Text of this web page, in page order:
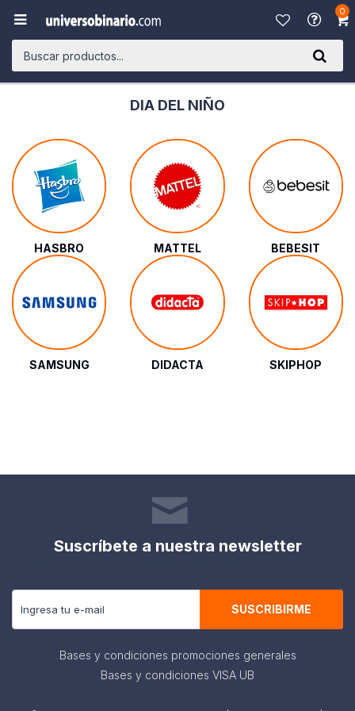
0

DIA DEL NIÑO
HASBRO MATTEL BEBESIT
SAMSUNG DIDACTA SKIPHOP
Suscríbete a nuestra newsletter
SUSCRIBIRME
Bases y condiciones promociones generales
Bases y condiciones VISA UB